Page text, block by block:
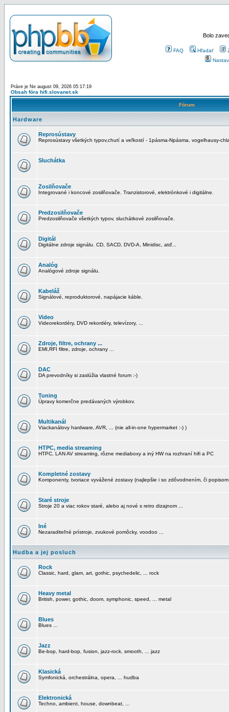
Bolo
FAQ Hľadať
Práve je Ne august 09, 2026 05:17:19
Obsah fóra hifi.slovanet.sk
Fórum
Hardware
Reprosústavy
Reprosústavy všetkých typov,chutí a veľkostí - 1pásma-Npásma, vogelhausy-
Sluchátka
Zosilňovače
Integrované i koncové zosilňovače. Tranzistorové, elektrónkové i digitálne.
Predzosilňovače
Predzosilňovače všetkých typov, sluchátkové zosilňovače.
Digitál
Digitálne zdroje signálu. CD, SACD, DVD-A, Minidisc, atď...
Analóg
Analógové zdroje signálu.
Kabeláž
Signálové, reproduktorové, napájacie káble.
Video
Videorekordéry, DVD rekordéry, televízory, ...
Zdroje, filtre, ochrany ...
EMI,RFI filtre, zdroje, ochrany ...
DAC
DA prevodníky si zaslúžia vlastné forum :-)
Tuning
Úpravy komerčne predávaných výrobkov.
Multikanál
Viackanálovy hardware, AVR, ... (nie all-in-one hypermarket :-) )
HTPC, media streaming
HTPC, LAN AV streaming, rôzne mediaboxy a iný HW na rozhraní hifi a PC
Kompletné zostavy
Komponenty, tvoriace vyvážené zostavy (najlepšie i so zdôvodnením, či
Staré stroje
Stroje 20 a viac rokov staré, alebo aj nové s retro dizajnom ...
Iné
Nezaraditeľné prístroje, zvukové pomôcky, voodoo ...
Hudba a jej posluch
Rock
Classic, hard, glam, art, gothic, psychedelic, ... rock
Heavy metal
British, power, gothic, doom, symphonic, speed, ... metal
Blues
Blues ...
Jazz
Be-bop, hard-bop, fusion, jazz-rock, smooth, ... jazz
Klasická
Symfonická, orchestrálna, opera, ... hudba
Elektronická
Techno, ambient, house, downbeat, ...